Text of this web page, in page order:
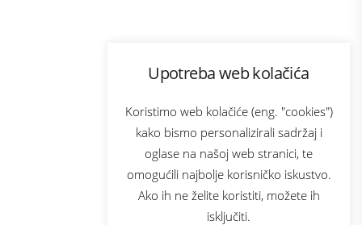
Upotreba web kolačića
Koristimo web kolačiće (eng. "cookies")
kako bismo personalizirali sadržaj i
oglase na našoj web stranici, te
omogućili najbolje korisničko iskustvo.
Ako ih ne želite koristiti, možete ih
isključiti.
Bonus plus
Prijava za newsletter